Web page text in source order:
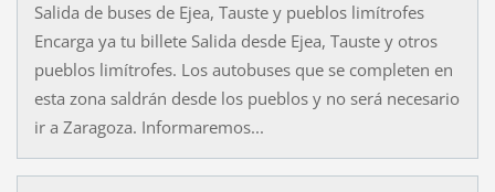
Salida de buses de Ejea, Tauste y pueblos limítrofes
Encarga ya tu billete Salida desde Ejea, Tauste y otros
pueblos limítrofes. Los autobuses que se completen en
esta zona saldrán desde los pueblos y no será necesario
ir a Zaragoza. Informaremos...